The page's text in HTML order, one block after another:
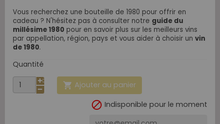
Vous recherchez une bouteille de 1980 pour offrir en
cadeau ? N'hésitez pas à consulter notre guide du
millésime 1980 pour en savoir plus sur les meilleurs vins
par appellation, région, pays et vous aider à choisir un vin
de 1980.
Quantité
 Ajouter au panier
 Indisponible pour le moment